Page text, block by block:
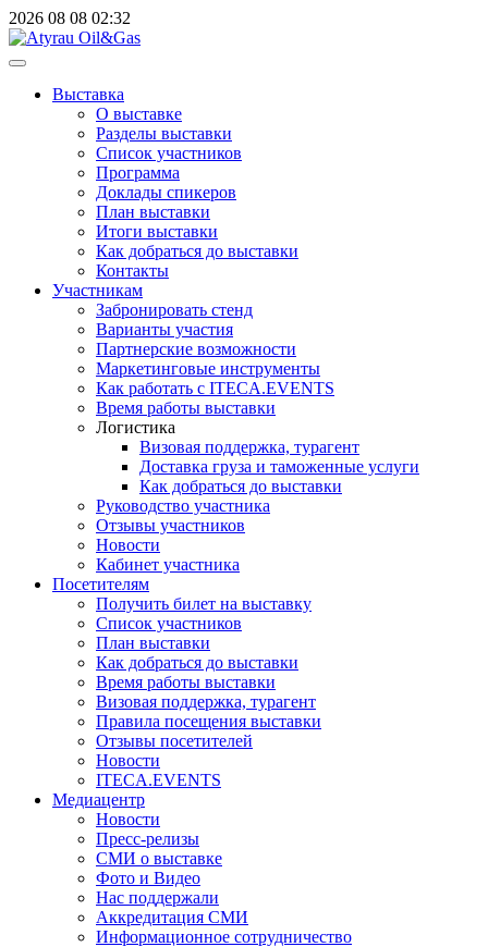
2026 08 08 02:32
Выставка
О выставке
Разделы выставки
Список участников
Программа
Доклады спикеров
План выставки
Итоги выставки
Как добраться до выставки
Контакты
Участникам
Забронировать стенд
Варианты участия
Партнерские возможности
Маркетинговые инструменты
Как работать с ITECA.EVENTS
Время работы выставки
Логистика
Визовая поддержка, турагент
Доставка груза и таможенные услуги
Как добраться до выставки
Руководство участника
Отзывы участников
Новости
Кабинет участника
Посетителям
Получить билет на выставку
Список участников
План выставки
Как добраться до выставки
Время работы выставки
Визовая поддержка, турагент
Правила посещения выставки
Отзывы посетителей
Новости
ITECA.EVENTS
Медиацентр
Новости
Пресс-релизы
СМИ о выставке
Фото и Видео
Нас поддержали
Аккредитация СМИ
Информационное сотрудничество